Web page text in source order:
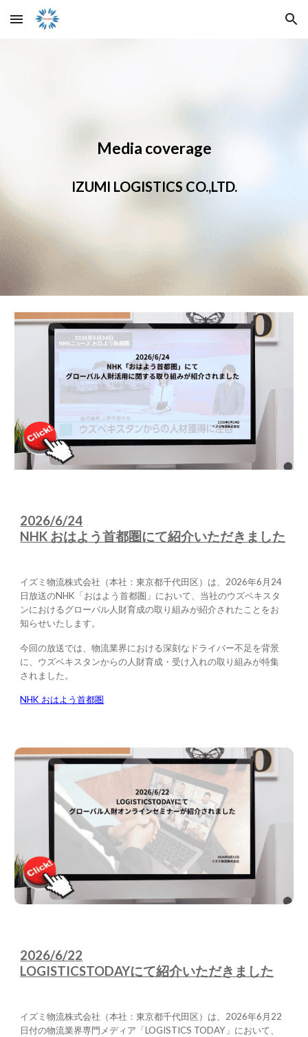
Skip to main content Skip to navigation
Media coverage
IZUMI LOGISTICS CO.,LTD.
2026/6/24
NHK おはよう首都圏にて紹介いただきました
イズミ物流株式会社（本社：東京都千代田区）は、2026年6月24
日放送のNHK「おはよう首都圏」において、当社のウズベキスタ
ンにおけるグローバル人財育成の取り組みが紹介されたことをお
知らせいたします。
今回の放送では、物流業界における深刻なドライバー不足を背景
に、ウズベキスタンからの人財育成・受け入れの取り組みが特集
されました。
NHK おはよう首都圏
2026/6/22
LOGISTICSTODAYにて紹介いただきました
イズミ物流株式会社（本社：東京都千代田区）は、2026年6月22
日付の物流業界専門メディア「LOGISTICS TODAY」において、